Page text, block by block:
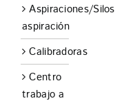
Aspiraciones/Silos
aspiración
Calibradoras
Centro
trabajo a